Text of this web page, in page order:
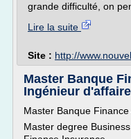
grande difficulté, on
Lire la suite
Site : http://
Master Banque
Ingénieur
Master Banque
Master degree